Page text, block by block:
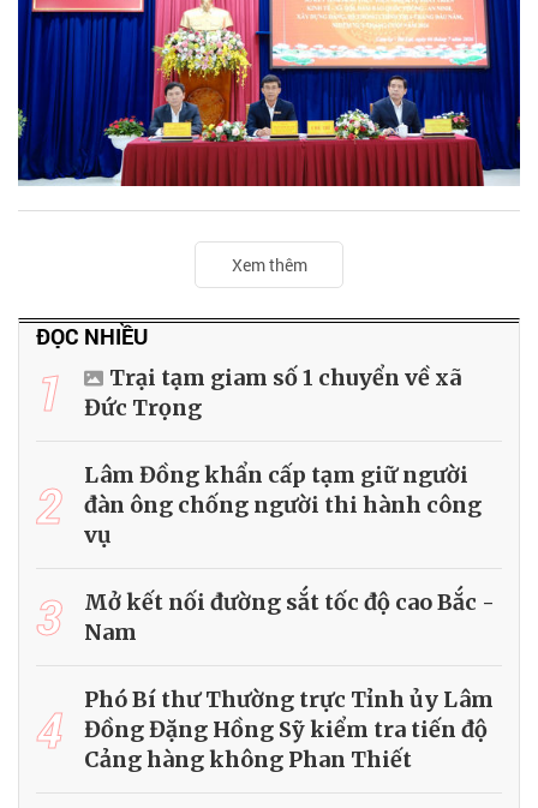
Xem thêm
ĐỌC NHIỀU
1
Trại tạm giam số 1 chuyển về xã
Đức Trọng
2
Lâm Đồng khẩn cấp tạm giữ người
đàn ông chống người thi hành công
vụ
3
Mở kết nối đường sắt tốc độ cao Bắc -
Nam
4
Phó Bí thư Thường trực Tỉnh ủy Lâm
Đồng Đặng Hồng Sỹ kiểm tra tiến độ
Cảng hàng không Phan Thiết